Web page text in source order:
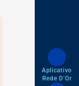
Aplicativo
Rede D'Or